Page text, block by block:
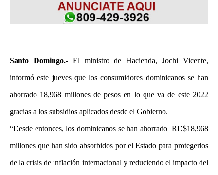
Santo Domingo.-El ministro de Hacienda, Jochi Vicente,
informó este jueves que los consumidores dominicanos se han
ahorrado 18,968 millones de pesos en lo que va de este 2022
gracias a los subsidios aplicados desde el Gobierno.
“Desde entonces, los dominicanos se han ahorrado RD$18,968
millones que han sido absorbidos por el Estado para protegerlos
de la crisis de inflación internacional y reduciendo el impacto del